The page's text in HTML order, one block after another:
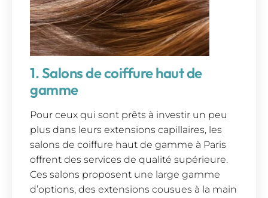
1. Salons de coiffure haut de
gamme
Pour ceux qui sont prêts à investir un peu
plus dans leurs extensions capillaires, les
salons de coiffure haut de gamme à Paris
offrent des services de qualité supérieure.
Ces salons proposent une large gamme
d’options, des extensions cousues à la main